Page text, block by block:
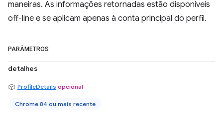
maneiras. As informações retornadas estão disponíveis
off-line e se aplicam apenas à conta principal do perfil.
PARÂMETROS
detalhes
ProfileDetails opcional
Chrome 84 ou mais recente